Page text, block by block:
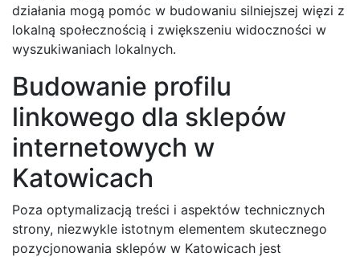
działania mogą pomóc w budowaniu silniejszej więzi z
lokalną społecznością i zwiększeniu widoczności w
wyszukiwaniach lokalnych.
Budowanie profilu
linkowego dla sklepów
internetowych w
Katowicach
Poza optymalizacją treści i aspektów technicznych
strony, niezwykle istotnym elementem skutecznego
pozycjonowania sklepów w Katowicach jest